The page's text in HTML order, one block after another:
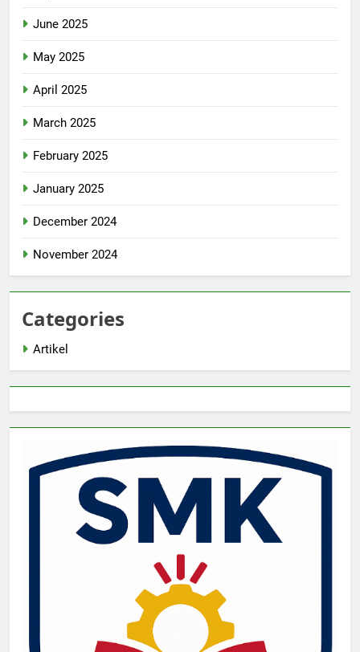
June 2025
May 2025
April 2025
March 2025
February 2025
January 2025
December 2024
November 2024
Categories
Artikel